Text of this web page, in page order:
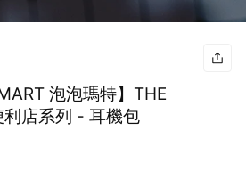
泡泡瑪特】THE
利店系列 - 耳機包